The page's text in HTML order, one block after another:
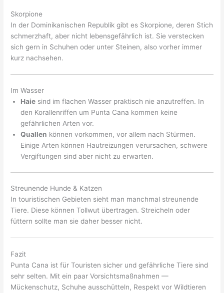
Skorpione
In der Dominikanischen Republik gibt es Skorpione, deren Stich
schmerzhaft, aber nicht lebensgefährlich ist. Sie verstecken
sich gern in Schuhen oder unter Steinen, also vorher immer
kurz nachsehen.
Im Wasser
Haie sind im flachen Wasser praktisch nie anzutreffen. In
den Korallenriffen um Punta Cana kommen keine
gefährlichen Arten vor.
Quallen können vorkommen, vor allem nach Stürmen.
Einige Arten können Hautreizungen verursachen, schwere
Vergiftungen sind aber nicht zu erwarten.
Streunende Hunde & Katzen
In touristischen Gebieten sieht man manchmal streunende
Tiere. Diese können Tollwut übertragen. Streicheln oder
füttern sollte man sie daher besser nicht.
Fazit
Punta Cana ist für Touristen sicher und gefährliche Tiere sind
sehr selten. Mit ein paar Vorsichtsmaßnahmen —
Mückenschutz, Schuhe ausschütteln, Respekt vor Wildtieren